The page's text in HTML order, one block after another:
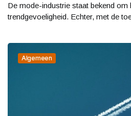
De mode-industrie staat bekend om
trendgevoeligheid. Echter, met de
Algemeen